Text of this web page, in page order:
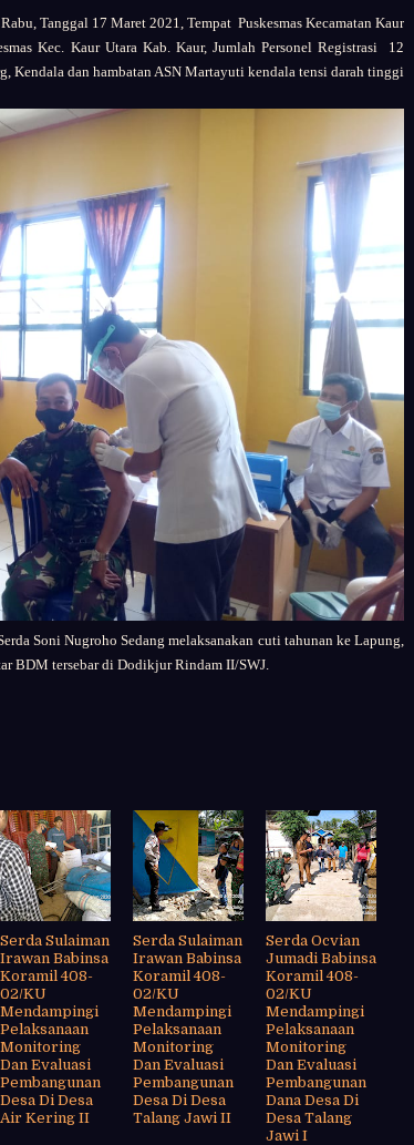
Tanggal 17 Maret 2021, Tempat Puskesmas Kecamatan Kaur
Kec. Kaur Utara Kab. Kaur, Jumlah Personel Registrasi 12
Kendala dan hambatan ASN Martayuti kendala tensi darah tinggi
Soni Nugroho Sedang melaksanakan cuti tahunan ke Lapung,
BDM tersebar di Dodikjur Rindam II/SWJ.
Serda Sulaiman
Irawan Babinsa
Koramil 408-
02/KU
Mendampingi
Pelaksanaan
Monitoring
Dan Evaluasi
Pembangunan
Desa Di Desa
Air Kering II
Serda Sulaiman
Irawan Babinsa
Koramil 408-
02/KU
Mendampingi
Pelaksanaan
Monitoring
Dan Evaluasi
Pembangunan
Desa Di Desa
Talang Jawi II
Serda Ocvian
Jumadi Babinsa
Koramil 408-
02/KU
Mendampingi
Pelaksanaan
Monitoring
Dan Evaluasi
Pembangunan
Dana Desa Di
Desa Talang
Jawi I